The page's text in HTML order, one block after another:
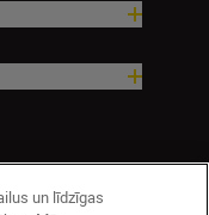
un līdzīgas